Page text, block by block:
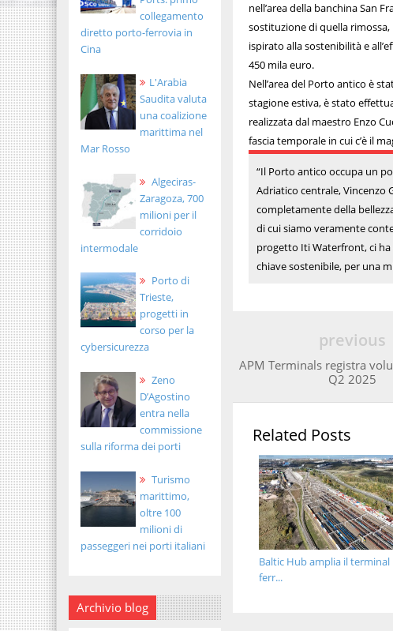
collegamento
diretto porto-ferrovia in
Cina
L'Arabia
Saudita valuta
una coalizione
marittima nel
Mar Rosso
Algeciras-
Zaragoza, 700
milioni per il
corridoio
intermodale
Porto di
Trieste,
progetti in
corso per la
cybersicurezza
Zeno
D’Agostino
entra nella
commissione
sulla riforma dei porti
Turismo
marittimo,
oltre 100
milioni di
passeggeri nei porti italiani
Archivio blog
nell’area della banchina San
sostituzione di quella
ispirato alla sostenibilità e
450 mila euro.
Nell’area del Porto antico è
stagione estiva, è stato
realizzata dal maestro Enzo
fascia temporale in cui c’è il
“Il Porto antico occupa un
Adriatico centrale, Vincenzo
completamente della
di cui siamo veramente
progetto Iti Waterfront, ci ha
chiave sostenibile, per una
previous
APM Terminals registra
Q2 2025
Related Posts
Baltic Hub amplia il terminal
ferr...